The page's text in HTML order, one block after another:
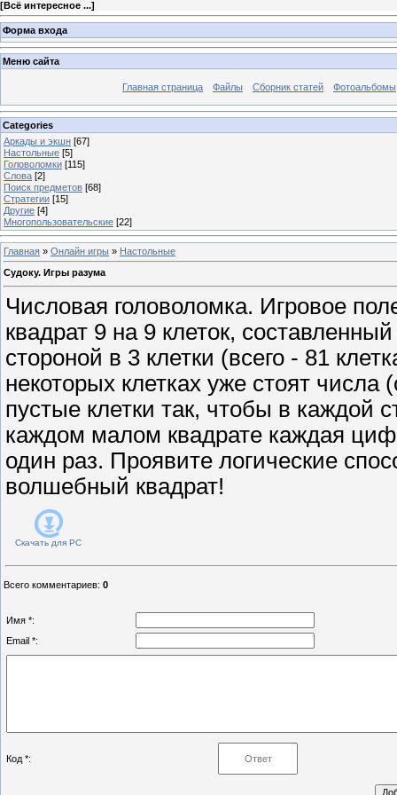
[Всё интересное ...]
Форма входа
Меню сайта
Главная страница Файлы Сборник статей Фотоальбомы
Categories
Аркады и экшн [67]
Настольные [5]
Головоломки [115]
Слова [2]
Поиск предметов [68]
Стратегии [15]
Другие [4]
Многопользовательские [22]
Главная » Онлайн игры » Настольные
Судоку. Игры разума
Числовая головоломка. Игровое
квадрат 9 на 9 клеток,
стороной в 3 клетки (всего - 81
некоторых клетках уже стоят
пустые клетки так, чтобы в каждой
каждом малом квадрате каждая
один раз. Проявите логические
волшебный квадрат!
Скачать для PC
Всего комментариев: 0
Имя *:
Email *:
Код *: